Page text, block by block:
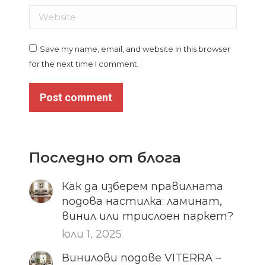
Website
Save my name, email, and website in this browser
for the next time I comment.
Post comment
Последно от блога
Как да изберем правилната
подова настилка: ламинат,
винил или трислоен паркет?
юли 1, 2025
Винилови подове VITERRA –